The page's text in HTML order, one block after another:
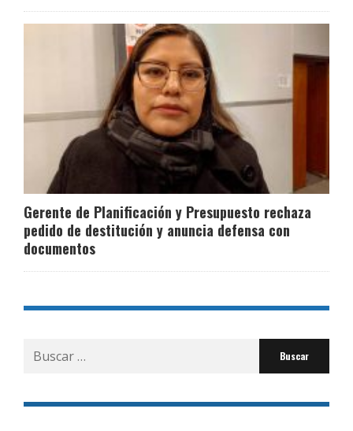
Gerente de Planificación y Presupuesto rechaza
pedido de destitución y anuncia defensa con
documentos
Buscar
por: